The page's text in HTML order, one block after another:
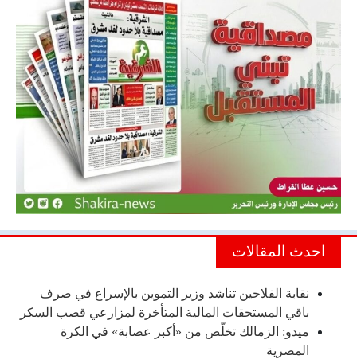
احدث المقالات
نقابة الفلاحين تناشد وزير التموين بالإسراع في صرف
باقي المستحقات المالية المتأخرة لمزارعي قصب السكر
ميدو: الزمالك تخلّص من «أكبر عصابة» في الكرة
المصرية